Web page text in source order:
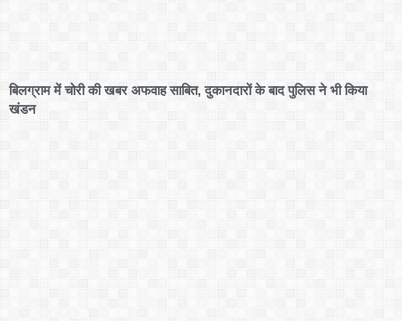
बिलग्राम में चोरी की खबर अफवाह साबित, दुकानदारों के बाद पुलिस ने भी किया
खंडन